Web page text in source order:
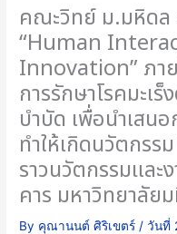
คณะวิทย์ ม.มหิดล
“Human
Innovation” ภาย
การรักษาโรคมะเ
บำบัด เพื่อนำเสน
ทำให้เกิดนวัตกร
ราวนวัตกรรมแล
คาร มหาวิทยาลัย
By คุณานนต์ ศิริเขตร์ /วันที่
ม